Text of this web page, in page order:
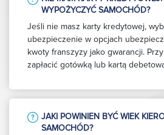
WYPOŻYCZYĆ SAMOCHÓD?
Jeśli nie masz karty kredytowej,
ubezpieczenie w opcjach
kwoty franszyzy jako gwarancji.
zapłacić gotówką lub kartą
JAKI POWINIEN BYĆ WIEK
SAMOCHÓD?